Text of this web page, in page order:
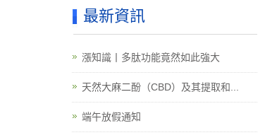
最新資訊
漲知識丨多肽功能竟然如此強大
天然大麻二酚（CBD）及其提取和...
端午放假通知